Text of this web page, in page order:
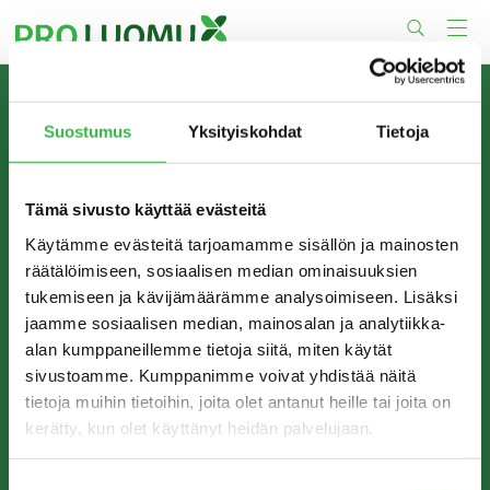
Suostumus Yksityiskohdat Tietoja
Tämä sivusto käyttää evästeitä
Käytämme evästeitä tarjoamamme sisällön ja mainosten
räätälöimiseen, sosiaalisen median ominaisuuksien
tukemiseen ja kävijämäärämme analysoimiseen. Lisäksi
jaamme sosiaalisen median, mainosalan ja analytiikka-
alan kumppaneillemme tietoja siitä, miten käytät
sivustoamme. Kumppanimme voivat yhdistää näitä
tietoja muihin tietoihin, joita olet antanut heille tai joita on
kerätty, kun olet käyttänyt heidän palvelujaan.
to
content
TIETOA MEISTÄ
Pro Luomu on luomualan yhteistyöorganisaatio, joka